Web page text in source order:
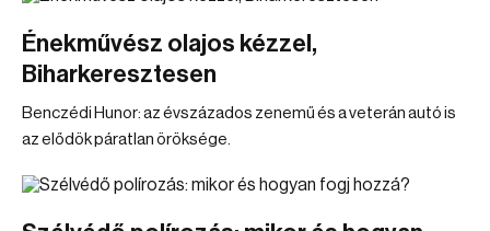
Énekművész olajos kézzel,
Biharkeresztesen
Benczédi Hunor: az évszázados zenemű és a veterán autó is
az elődök páratlan öröksége.